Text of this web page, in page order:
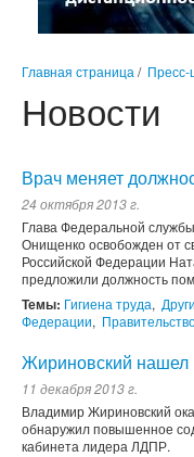
Главная страница / Пресс-
Новости
Врач меняет
24 октября 2013 г.
Глава Федеральной
Онищенко освобожден от
Российской Федерации
предложили должность
Темы: Гигиена труда,
Федерации,
Жириновский нашел
11 декабря 2013 г.
Владимир Жириновский
обнаружил повышенное
кабинета лидера ЛДПР.